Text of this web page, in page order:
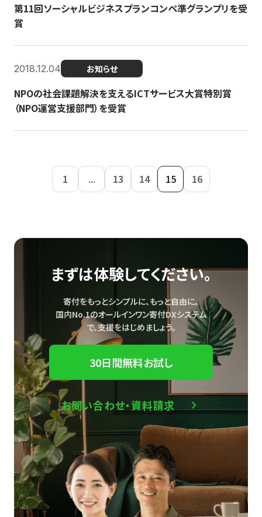
第11回ソーシャルビジネスプランコンペ準グランプリを受
賞
2018.12.04 お知らせ
NPOの社会課題解決を支えるICTサービス大賞特別賞
（NPO運営支援部門）を受賞
1 ... 13 14 15 16
まずは体験してください。
寄付をもっとシンプルに、もっと自由に。
国内No.1のオールインワン寄付DXシステム
で、支援をはじめましょう。
30日間無料お試し
お問い合わせ・資料請求